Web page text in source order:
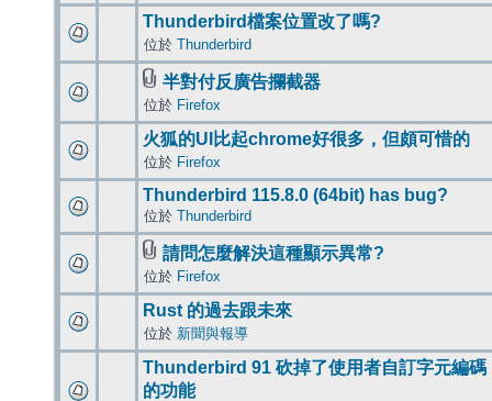
Thunderbird檔案位置改了嗎?
位於 Thunderbird
半對付反廣告攔截器
位於 Firefox
火狐的UI比起chrome好很多，但頗可惜的
位於 Firefox
Thunderbird 115.8.0 (64bit) has bug?
位於 Thunderbird
請問怎麼解決這種顯示異常?
位於 Firefox
Rust 的過去跟未來
位於 新聞與報導
Thunderbird 91 砍掉了使用者自訂字元編碼
的功能